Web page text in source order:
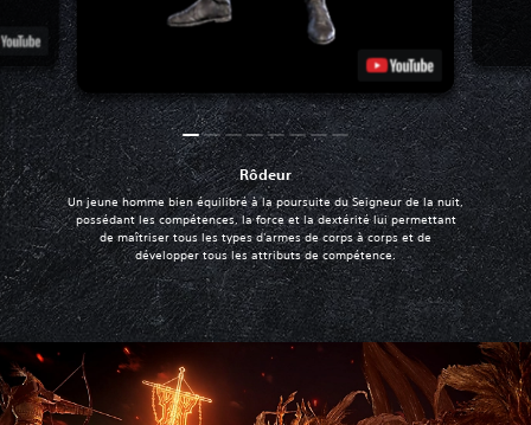
Rôdeur
Un jeune homme bien équilibré à la poursuite du Seigneur de la nuit,
possédant les compétences, la force et la dextérité lui permettant
de maîtriser tous les types d'armes de corps à corps et de
développer tous les attributs de compétence.